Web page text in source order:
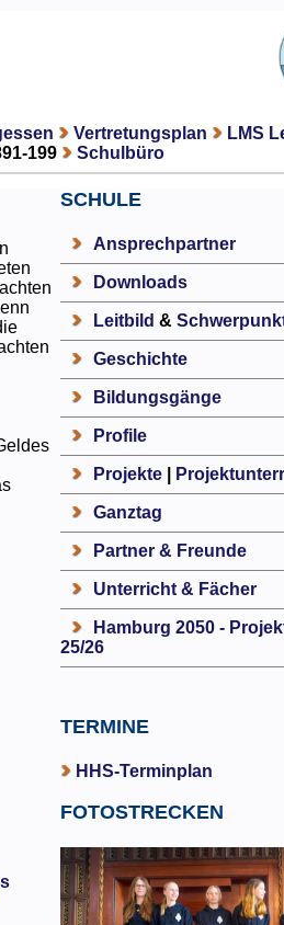
Vertretungsplan LMS
199
Schulbüro
SCHULE
Ansprechpartner
Downloads
Leitbild &
Geschichte
Bildungsgänge
Profile
Projekte|
Ganztag
Partner & Freunde
Unterricht & Fächer
Hamburg 2050 -
25/26
TERMINE
HHS-Terminplan
FOTOSTRECKEN